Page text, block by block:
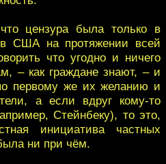
цензура была только в
США на протяжении всей
что угодно и ничего
– как граждане знают, – и
первому же их желанию и
а если вдруг кому-то
Стейнбеку), то это,
инициатива частных
ни при чём.